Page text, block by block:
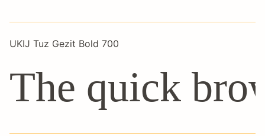
UKIJ Tuz Gezit Bold 700
The quick